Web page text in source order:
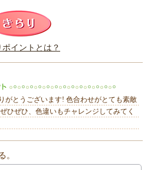
したか？
ポイントとは？
がとうございます! 色合わせがとても素敵
ひぜひ、色違いもチャレンジしてみてく
。